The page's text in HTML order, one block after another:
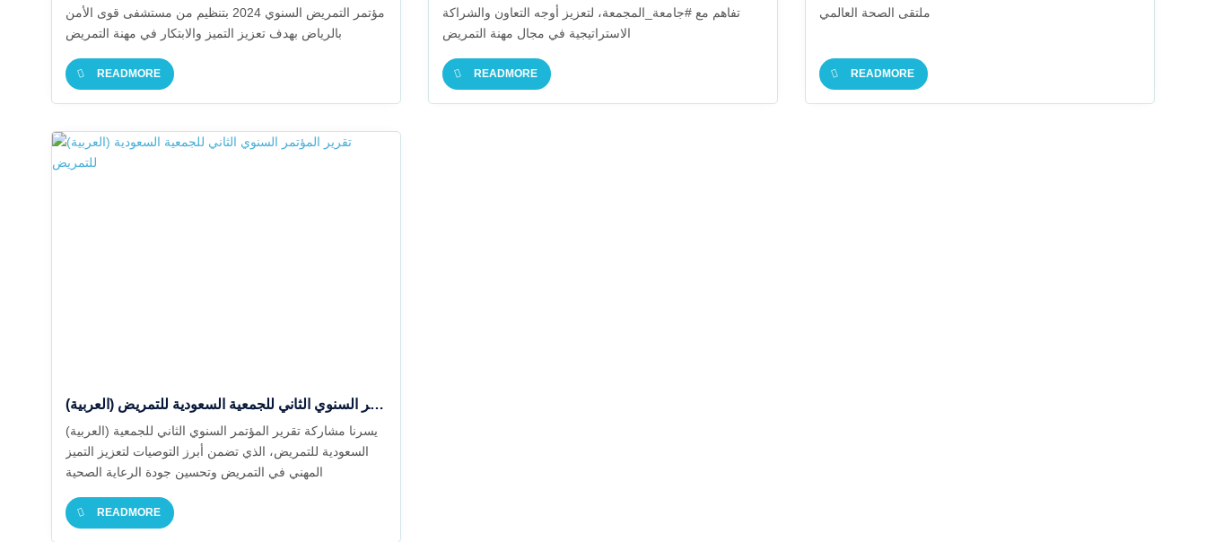
مؤتمر التمريض السنوي 2024 بتنظيم من مستشفى قوى الأمن
بالرياض بهدف تعزيز التميز والابتكار في مهنة التمريض
READMORE
تفاهم مع #جامعة_المجمعة، لتعزيز أوجه التعاون والشراكة
الاستراتيجية في مجال مهنة التمريض
READMORE
ملتقى الصحة العالمي
READMORE
(العربية) تقرير المؤتمر السنوي الثاني للجمعية السعودية للتمريض
(العربية) يسرنا مشاركة تقرير المؤتمر السنوي الثاني للجمعية
السعودية للتمريض، الذي تضمن أبرز التوصيات لتعزيز التميز
المهني في التمريض وتحسين جودة الرعاية الصحية
READMORE